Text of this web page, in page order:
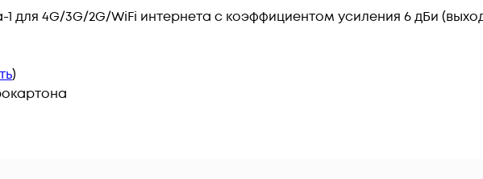
для 4G/3G/2G/WiFi интернета с коэффициентом усиления 6 дБи
)